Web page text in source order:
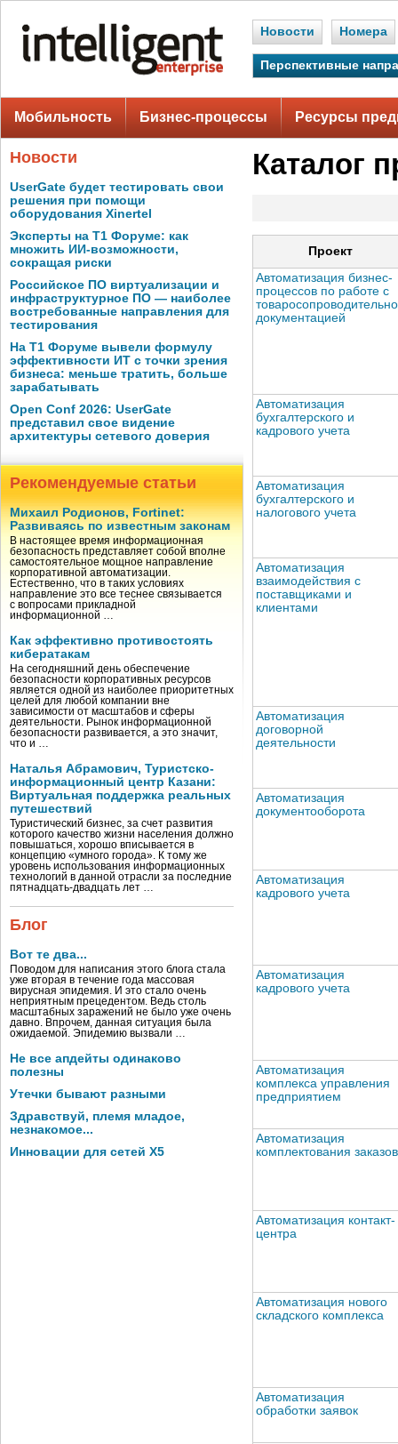
Новости Номера
Перспективные
Мобильность Бизнес-процессы Ресурсы
Новости
UserGate будет тестировать свои
решения при помощи
оборудования Xinertel
Эксперты на Т1 Форуме: как
множить ИИ-возможности,
сокращая риски
Российское ПО виртуализации и
инфраструктурное ПО — наиболее
востребованные направления для
тестирования
На Т1 Форуме вывели формулу
эффективности ИТ с точки зрения
бизнеса: меньше тратить, больше
зарабатывать
Open Conf 2026: UserGate
представил свое видение
архитектуры сетевого доверия
Рекомендуемые статьи
Михаил Родионов, Fortinet:
Развиваясь по известным законам
В настоящее время информационная
безопасность представляет собой вполне
самостоятельное мощное направление
корпоративной автоматизации.
Естественно, что в таких условиях
направление это все теснее связывается
с вопросами прикладной
информационной …
Как эффективно противостоять
кибератакам
На сегодняшний день обеспечение
безопасности корпоративных ресурсов
является одной из наиболее приоритетных
целей для любой компании вне
зависимости от масштабов и сферы
деятельности. Рынок информационной
безопасности развивается, а это значит,
что и …
Наталья Абрамович, Туристско-
информационный центр Казани:
Виртуальная поддержка реальных
путешествий
Туристический бизнес, за счет развития
которого качество жизни населения должно
повышаться, хорошо вписывается в
концепцию «умного города». К тому же
уровень использования информационных
технологий в данной отрасли за последние
пятнадцать-двадцать лет …
Блог
Вот те два...
Поводом для написания этого блога стала
уже вторая в течение года массовая
вирусная эпидемия. И это стало очень
неприятным прецедентом. Ведь столь
масштабных заражений не было уже очень
давно. Впрочем, данная ситуация была
ожидаемой. Эпидемию вызвали …
Не все апдейты одинаково
полезны
Утечки бывают разными
Здравствуй, племя младое,
незнакомое...
Инновации для сетей X5
Каталог
Проект
Автоматизация бизнес-
процессов по работе с
документацией
Автоматизация
бухгалтерского и
кадрового учета
Автоматизация
бухгалтерского и
налогового учета
Автоматизация
взаимодействия с
поставщиками и
клиентами
Автоматизация
договорной
деятельности
Автоматизация
документооборота
Автоматизация
кадрового учета
Автоматизация
кадрового учета
Автоматизация
комплекса управления
предприятием
Автоматизация
комплектования заказов
Автоматизация контакт-
центра
Автоматизация нового
складского комплекса
Автоматизация
обработки заявок